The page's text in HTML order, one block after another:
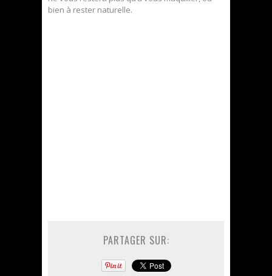
bien à rester naturelle.
PARTAGER SUR: